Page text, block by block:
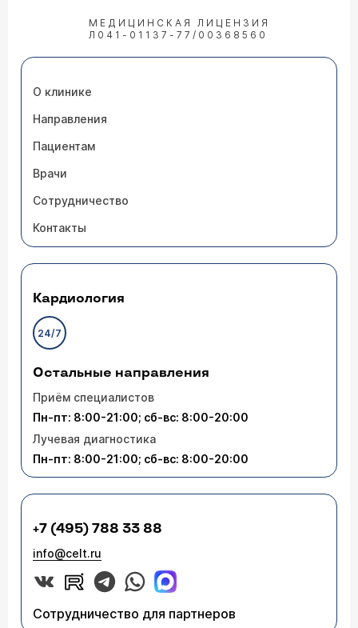
МЕДИЦИНСКАЯ ЛИЦЕНЗИЯ
Л041-01137-77/00368560
О клинике
Направления
Пациентам
Врачи
Сотрудничество
Контакты
Кардиология
24/7
Остальные направления
Приём специалистов
Пн-пт: 8:00-21:00; сб-вс: 8:00-20:00
Лучевая диагностика
Пн-пт: 8:00-21:00; сб-вс: 8:00-20:00
+7 (495) 788 33 88
info@celt.ru
Сотрудничество для партнеров